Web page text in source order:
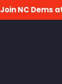
Join NC Dems